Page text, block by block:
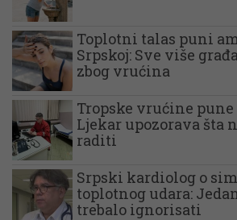
Toplotni talas puni
Srpskoj: Sve više
zbog vrućina
Tropske vrućine
Ljekar upozorava šta
raditi
Srpski kardiolog o
toplotnog udara:
trebalo ignorisati